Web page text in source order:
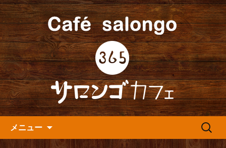
人形町の『365(サロンゴ)カフ
ェ』よりお知らせ
人形町の音楽カフェ『365カフェ』より
最新情報をお届けします。
メニュー
検